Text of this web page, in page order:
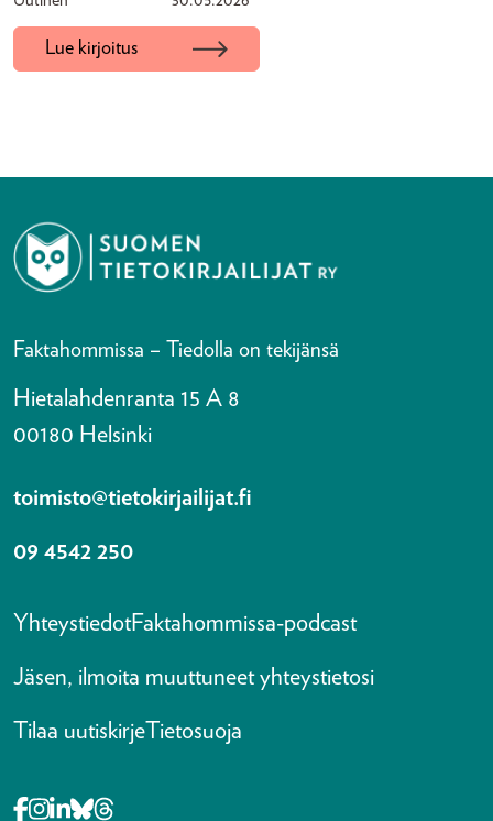
Lue kirjoitus
Faktahommissa – Tiedolla on tekijänsä
Hietalahdenranta 15 A 8
00180 Helsinki
toimisto@tietokirjailijat.fi
09 4542 250
YhteystiedotFaktahommissa-podcast
Jäsen, ilmoita muuttuneet yhteystietosi
Tilaa uutiskirjeTietosuoja
Opens in a new tab Facebook-f
Opens in a new tab Instagram
Opens in a new tab Linkedin-in
Opens in a new tab Bluesky